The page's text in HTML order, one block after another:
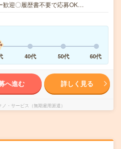
歓迎〇履歴書不要で応募OK…
40代 50代 60代
へ進む 詳しく見る
・サービス（無期雇用派遣）